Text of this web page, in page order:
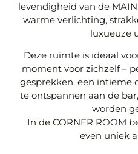
levendigheid van de
warme verlichting,
luxueuze
Deze ruimte is ideaal
moment voor zichzelf –
gesprekken, een intieme
te ontspannen aan de
worden
In de CORNER ROOM
even uniek